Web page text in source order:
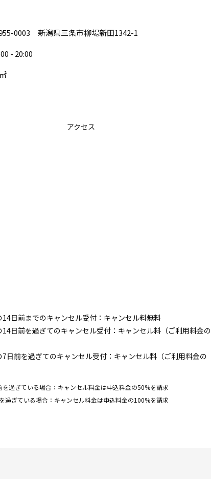
0003 新潟県三条市柳場新田1342-1
- 20:00
アクセス
日前までのキャンセル受付：キャンセル料無料
日前を過ぎてのキャンセル受付：キャンセル料（ご利用料金の
日前を過ぎてのキャンセル受付：キャンセル料（ご利用料金の
過ぎている場合：キャンセル料金は申込料金の50%を請求
ぎている場合：キャンセル料金は申込料金の100%を請求